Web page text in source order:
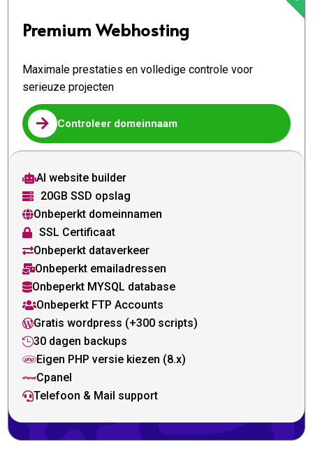
Premium Webhosting
Maximale prestaties en volledige controle voor
serieuze projecten
 Controleer domeinnaam
AI website builder
 20GB SSD opslag
Onbeperkt domeinnamen
 SSL Certificaat
Onbeperkt dataverkeer
Onbeperkt emailadressen
Onbeperkt MYSQL database
Onbeperkt FTP Accounts
Gratis wordpress (+300 scripts)
30 dagen backups
Eigen PHP versie kiezen (8.x)
Cpanel
Telefoon & Mail support